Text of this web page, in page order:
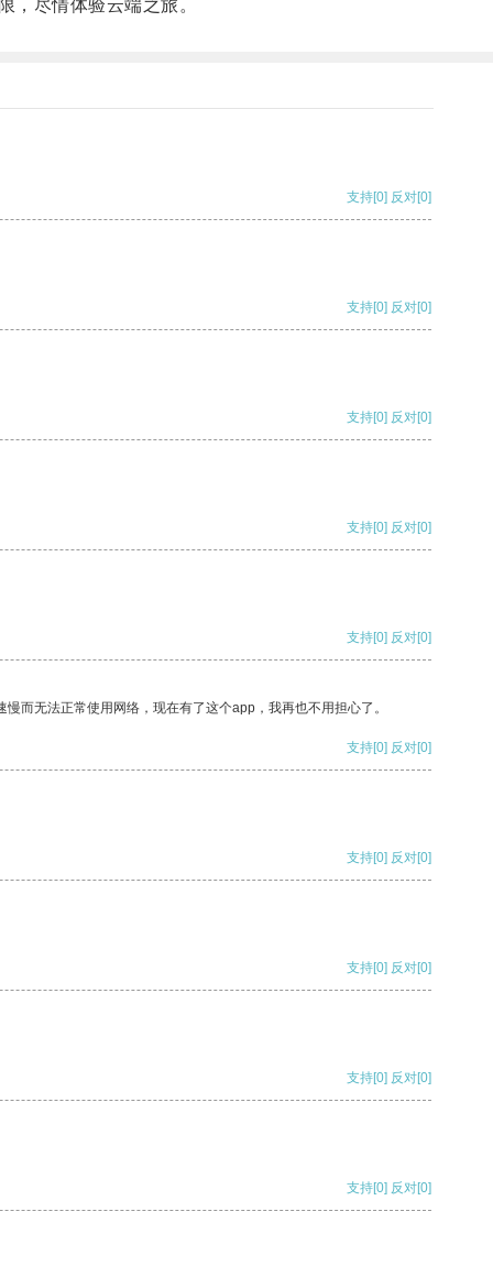
尽情体验云端之旅。
支持[0] 反对[0]
支持[0] 反对[0]
支持[0] 反对[0]
支持[0] 反对[0]
支持[0] 反对[0]
而无法正常使用网络，现在有了这个app，我再也不用担心了。
支持[0] 反对[0]
支持[0] 反对[0]
支持[0] 反对[0]
支持[0] 反对[0]
支持[0] 反对[0]